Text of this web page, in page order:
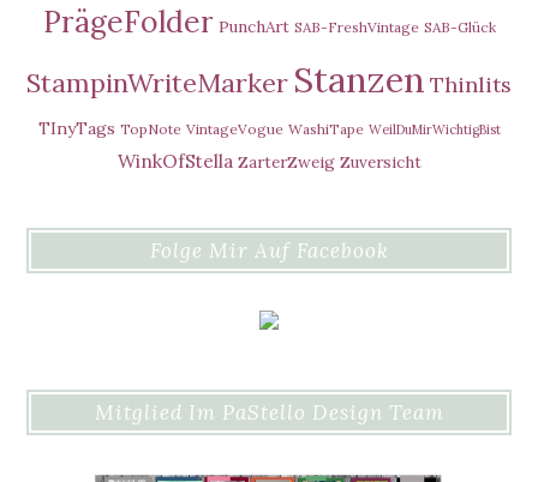
PrägeFolder PunchArt SAB-FreshVintage SAB-Glück
StampinWriteMarker Stanzen Thinlits
TInyTags TopNote VintageVogue WashiTape WeilDuMirWichtigBist
WinkOfStella ZarterZweig Zuversicht
Folge Mir Auf Facebook
Mitglied Im PaStello Design Team